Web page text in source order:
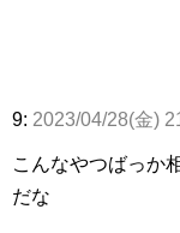
9: 2023/04/28(金)
こんなやつばっか
だな